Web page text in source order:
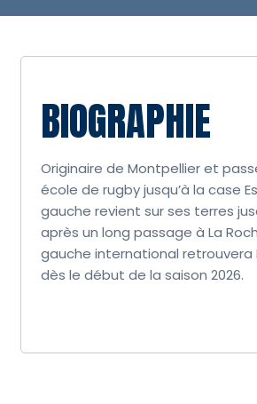
BIOGRAPHIE
Originaire de Montpellier et
école de rugby jusqu’à la case
gauche revient sur ses terres
après un long passage à La
gauche international retrouvera
dès le début de la saison 2026.